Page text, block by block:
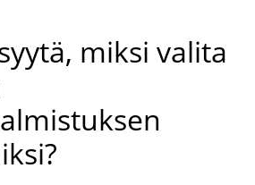
miksi valita